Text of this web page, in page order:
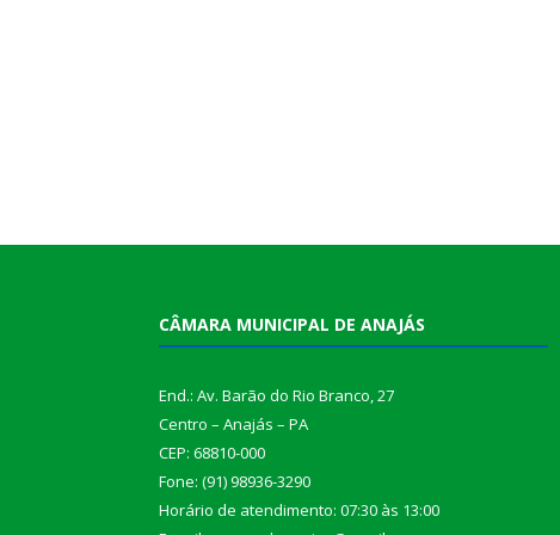
CÂMARA MUNICIPAL DE ANAJÁS
End.: Av. Barão do Rio Branco, 27
Centro – Anajás – PA
CEP: 68810-000
Fone: (91) 98936-3290
Horário de atendimento: 07:30 às 13:00